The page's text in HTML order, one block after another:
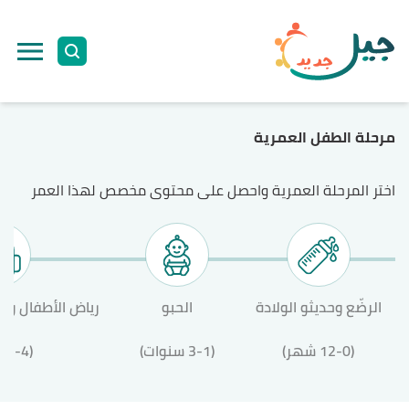
مرحلة الطفل العمرية
اختر المرحلة العمرية واحصل على محتوى مخصص لهذا العمر
الرضّع وحديثو الولادة
(12-0 شهر)
الحبو
(3-1 سنوات)
رياض الأطفال
(12-4 سنة)